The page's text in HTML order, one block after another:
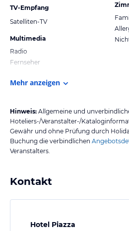
TV-Empfang
Satelliten-TV
Multimedia
Radio
Fernseher
Mehr anzeigen
Hinweis: Allgemeine und
Hoteliers-/Veranstalter-/
Gewähr und ohne Prüfung durch
Buchung die verbindlichen
Veranstalters.
Kontakt
Hotel Piazza